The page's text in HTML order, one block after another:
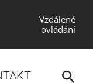
Vzdálené
ovládání